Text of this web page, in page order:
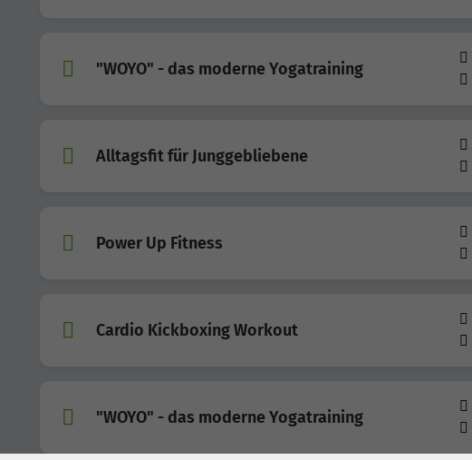
"WOYO" - das moderne Yogatraining
Alltagsfit für Junggebliebene
Power Up Fitness
Cardio Kickboxing Workout
"WOYO" - das moderne Yogatraining